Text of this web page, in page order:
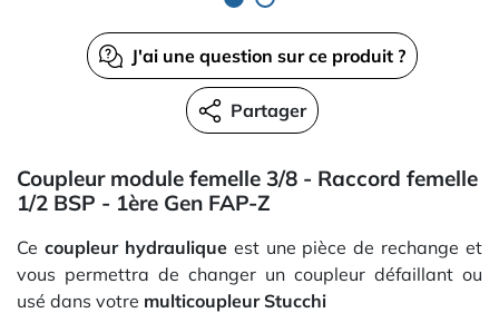
J'ai une question sur ce produit ?
Partager
Coupleur module femelle 3/8 - Raccord femelle
1/2 BSP - 1ère Gen FAP-Z
Ce coupleur hydraulique est une pièce de rechange et
vous permettra de changer un coupleur défaillant ou
usé dans votre multicoupleur Stucchi